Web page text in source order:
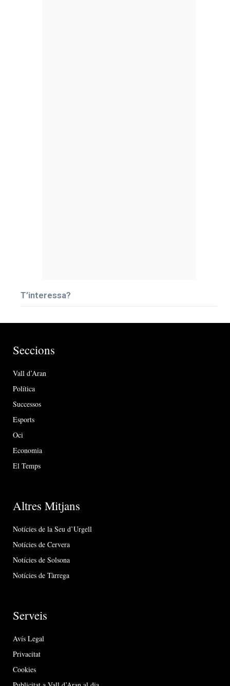
T’interessa?
Seccions
Vall d’Aran
Política
Successos
Esports
Oci
Economia
El Temps
Altres Mitjans
Notícies de la Seu d’Urgell
Notícies de Cervera
Notícies de Solsona
Notícies de Tàrrega
Serveis
Avís Legal
Privacitat
Cookies